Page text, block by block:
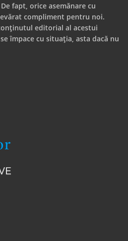
fapt, orice asemănare cu
compliment pentru noi.
editorial al acestui
împace cu situația, asta dacă nu